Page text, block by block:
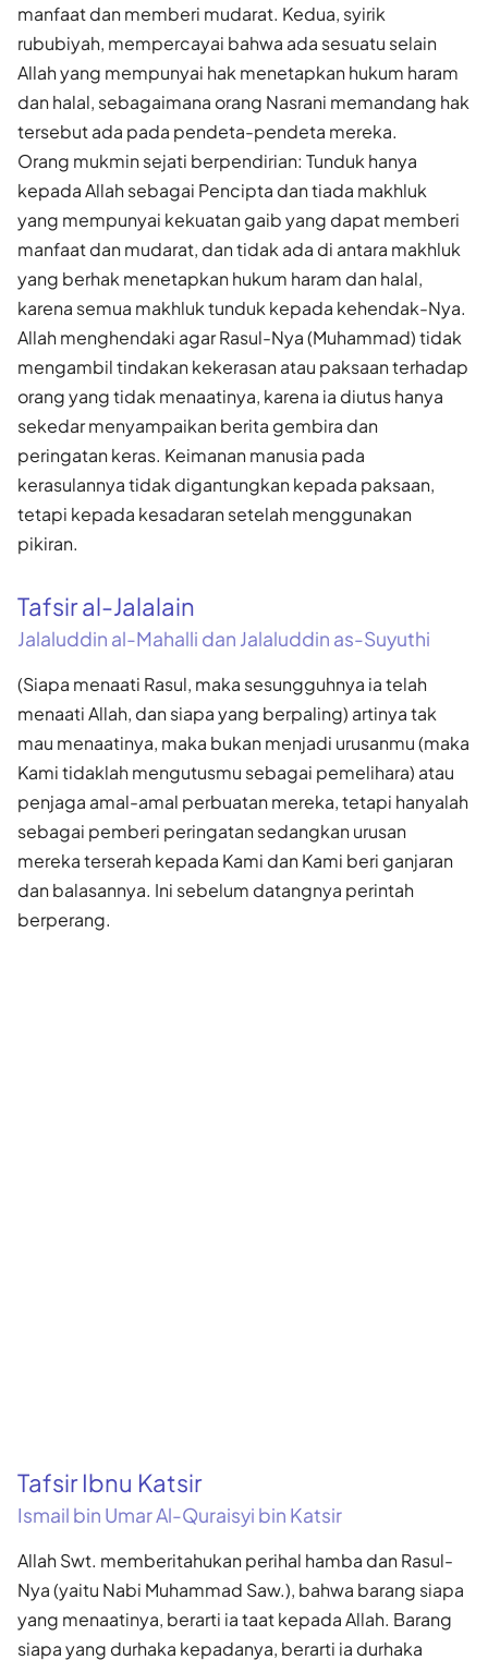
manfaat dan memberi mudarat. Kedua, syirik
rububiyah, mempercayai bahwa ada sesuatu selain
Allah yang mempunyai hak menetapkan hukum haram
dan halal, sebagaimana orang Nasrani memandang hak
tersebut ada pada pendeta-pendeta mereka.
Orang mukmin sejati berpendirian: Tunduk hanya
kepada Allah sebagai Pencipta dan tiada makhluk
yang mempunyai kekuatan gaib yang dapat memberi
manfaat dan mudarat, dan tidak ada di antara makhluk
yang berhak menetapkan hukum haram dan halal,
karena semua makhluk tunduk kepada kehendak-Nya.
Allah menghendaki agar Rasul-Nya (Muhammad) tidak
mengambil tindakan kekerasan atau paksaan terhadap
orang yang tidak menaatinya, karena ia diutus hanya
sekedar menyampaikan berita gembira dan
peringatan keras. Keimanan manusia pada
kerasulannya tidak digantungkan kepada paksaan,
tetapi kepada kesadaran setelah menggunakan
pikiran.
Tafsir al-Jalalain
Jalaluddin al-Mahalli dan Jalaluddin as-Suyuthi
(Siapa menaati Rasul, maka sesungguhnya ia telah
menaati Allah, dan siapa yang berpaling) artinya tak
mau menaatinya, maka bukan menjadi urusanmu (maka
Kami tidaklah mengutusmu sebagai pemelihara) atau
penjaga amal-amal perbuatan mereka, tetapi hanyalah
sebagai pemberi peringatan sedangkan urusan
mereka terserah kepada Kami dan Kami beri ganjaran
dan balasannya. Ini sebelum datangnya perintah
berperang.
Tafsir Ibnu Katsir
Ismail bin Umar Al-Quraisyi bin Katsir
Allah Swt. memberitahukan perihal hamba dan Rasul-
Nya (yaitu Nabi Muhammad Saw.), bahwa barang siapa
yang menaatinya, berarti ia taat kepada Allah. Barang
siapa yang durhaka kepadanya, berarti ia durhaka